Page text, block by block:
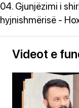
04. Gjunjëzimi i
hyjnishmërisë -
Videot e